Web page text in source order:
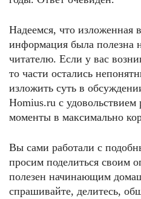
Надеемся, что изложенная
информация была полезна
читателю. Если у вас
то части остались
изложить суть в
Homius.ru с удовольствием
моменты в максимально
Вы сами работали с
просим поделиться своим
полезен начинающим
спрашивайте, делитесь,